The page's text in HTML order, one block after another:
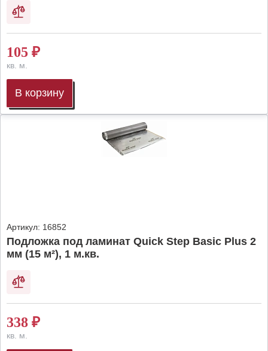
105 ₽
кв. м.
В корзину
Артикул: 16852
Подложка под ламинат Quick Step Basic Plus 2
мм (15 м²), 1 м.кв.
338 ₽
кв. м.